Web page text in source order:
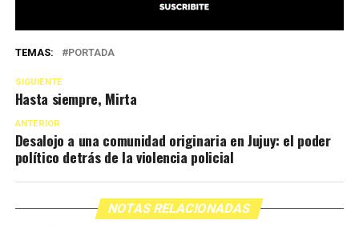
TEMAS: PORTADA
SIGUIENTE
Hasta siempre, Mirta
ANTERIOR
Desalojo a una comunidad originaria en Jujuy: el poder
político detrás de la violencia policial
NOTAS RELACIONADAS